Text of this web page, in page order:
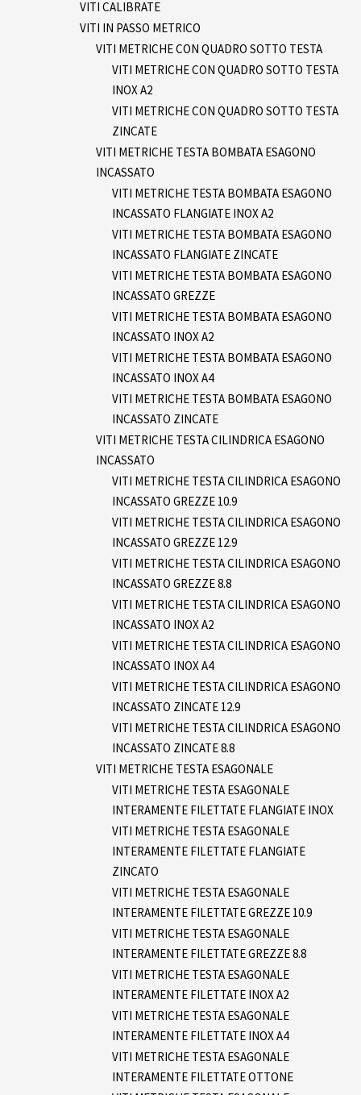
VITI CALIBRATE
VITI IN PASSO METRICO
VITI METRICHE CON QUADRO SOTTO TESTA
VITI METRICHE CON QUADRO SOTTO TESTA
INOX A2
VITI METRICHE CON QUADRO SOTTO TESTA
ZINCATE
VITI METRICHE TESTA BOMBATA ESAGONO
INCASSATO
VITI METRICHE TESTA BOMBATA ESAGONO
INCASSATO FLANGIATE INOX A2
VITI METRICHE TESTA BOMBATA ESAGONO
INCASSATO FLANGIATE ZINCATE
VITI METRICHE TESTA BOMBATA ESAGONO
INCASSATO GREZZE
VITI METRICHE TESTA BOMBATA ESAGONO
INCASSATO INOX A2
VITI METRICHE TESTA BOMBATA ESAGONO
INCASSATO INOX A4
VITI METRICHE TESTA BOMBATA ESAGONO
INCASSATO ZINCATE
VITI METRICHE TESTA CILINDRICA ESAGONO
INCASSATO
VITI METRICHE TESTA CILINDRICA ESAGONO
INCASSATO GREZZE 10.9
VITI METRICHE TESTA CILINDRICA ESAGONO
INCASSATO GREZZE 12.9
VITI METRICHE TESTA CILINDRICA ESAGONO
INCASSATO GREZZE 8.8
VITI METRICHE TESTA CILINDRICA ESAGONO
INCASSATO INOX A2
VITI METRICHE TESTA CILINDRICA ESAGONO
INCASSATO INOX A4
VITI METRICHE TESTA CILINDRICA ESAGONO
INCASSATO ZINCATE 12.9
VITI METRICHE TESTA CILINDRICA ESAGONO
INCASSATO ZINCATE 8.8
VITI METRICHE TESTA ESAGONALE
VITI METRICHE TESTA ESAGONALE
INTERAMENTE FILETTATE FLANGIATE INOX
VITI METRICHE TESTA ESAGONALE
INTERAMENTE FILETTATE FLANGIATE
ZINCATO
VITI METRICHE TESTA ESAGONALE
INTERAMENTE FILETTATE GREZZE 10.9
VITI METRICHE TESTA ESAGONALE
INTERAMENTE FILETTATE GREZZE 8.8
VITI METRICHE TESTA ESAGONALE
INTERAMENTE FILETTATE INOX A2
VITI METRICHE TESTA ESAGONALE
INTERAMENTE FILETTATE INOX A4
VITI METRICHE TESTA ESAGONALE
INTERAMENTE FILETTATE OTTONE